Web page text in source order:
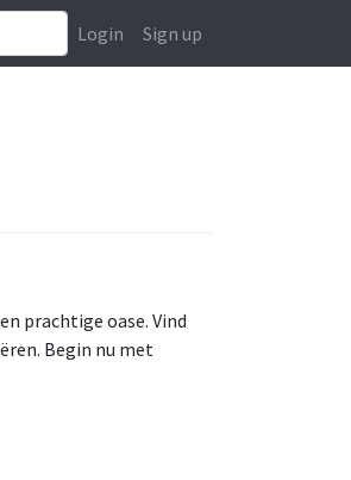
Login Sign up
prachtige oase. Vind
Begin nu met